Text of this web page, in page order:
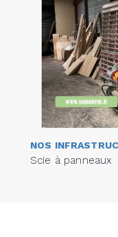
NOS
Scie à panneaux